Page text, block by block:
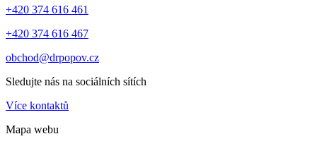
+420 374 616 461
+420 374 616 467
obchod@drpopov.cz
Sledujte nás na sociálních sítích
Více kontaktů
Mapa webu